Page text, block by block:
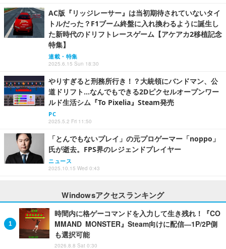
AC版『リッジレーサー』は当初期待されていないタイ
トルだった？F1ブーム終盤に入れ換わるように誕生し
た新時代のドリフトレースゲーム【アケアカ2移植記念
特集】
連載・特集
2025.6.15 Sun 18:30
やりすぎると刑務所行き！？大統領にバンドマン、公
道ドリフト…なんでもできる2Dピクセルオープンワー
ルド生活シム『To Pixelia』Steam発売
PC
2025.5.2 Fri 11:50
「とんでもないプレイ」の元プロゲーマー「noppo」
氏が逝去。FPS界のレジェンドプレイヤー
ニュース
2025.10.15 Wed 0:43
Windowsアクセスランキング
時間内に格ゲーコマンドを入力して生き残れ！『CO
MMAND MONSTER』Steam向けに配信―1P/2P側
も選択可能
2026.8.8 Sat 0:30